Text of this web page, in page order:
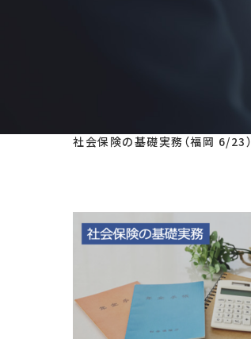
社会保険の基礎実務（福岡 6/23）